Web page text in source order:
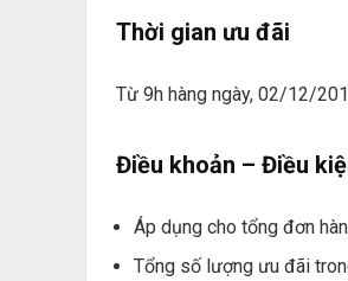
Thời gian ưu đãi
Từ 9h hàng ngày, 02/12/
Điều khoản – Điều
Áp dụng cho tổng đơn
Tổng số lượng ưu đãi